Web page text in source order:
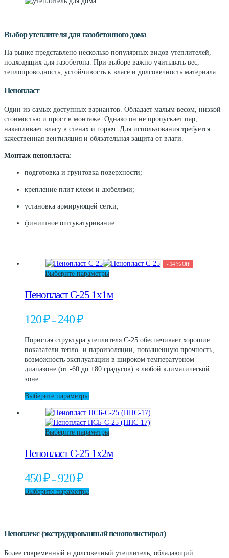
Выбор утеплителя для газобетонного дома
На рынке представлено несколько популярных видов утеплителей,
подходящих для газобетона. При выборе важно учитывать вес,
теплопроводность, устойчивость к влаге и долговечность материала.
Пенопласт
Один из самых доступных вариантов. Обладает малым весом, низкой
стоимостью и прост в монтаже. Однако он не пропускает пар,
накапливает влагу в стенах и горюч. Для использования требуется
качественная вентиляция и обязательная защита от влаги.
Монтаж пенопласта:
подготовка и грунтовка поверхности;
крепление плит клеем и дюбелями;
установка армирующей сетки;
финишное оштукатуривание.
- 14 % Off
Выберите параметрыЭтот
имеет
несколько
выбрать
на
странице
товара.
Пенопласт С-25 1х1м
120₽ – 240₽Диапазон
–
240 ₽
Пористая структура утеплителя С-25 обеспечивает хорошие
показатели тепло- и пароизоляции, повышенную прочность,
возможность эксплуатации в широком температурном
диапазоне (от -60 до +80 градусов) в любой климатической
зоне.
Выберите параметрыЭтот
имеет
несколько
вариаций.
можно
товара.
Выберите параметрыЭтот
имеет
несколько
Пенопласт С-25 1х2м
450₽ – 920₽Диапазон
450 ₽
Выберите параметрыЭтот
вариаций.
Пеноплекс (экструдированный пенополистирол)
Более современный и долговечный утеплитель, обладающий